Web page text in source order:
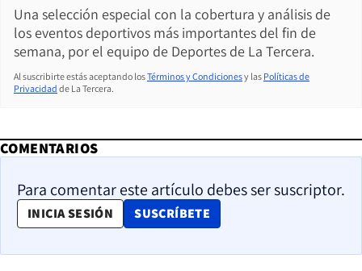
Una selección especial con la cobertura y análisis de
los eventos deportivos más importantes del fin de
semana, por el equipo de Deportes de La Tercera.
Al suscribirte estás aceptando losTérminos y Condicionesy las Políticas de
Privacidad de La Tercera.
COMENTARIOS
Para comentar este artículo debes ser suscriptor.
INICIA SESIÓN SUSCRÍBETE
OPENS IN NEW WINDOW